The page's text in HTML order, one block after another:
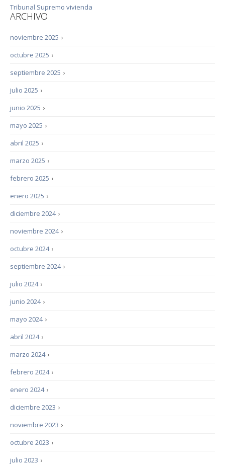
Tribunal Supremo vivienda
ARCHIVO
›
noviembre 2025
›
octubre 2025
›
septiembre 2025
›
julio 2025
›
junio 2025
›
mayo 2025
›
abril 2025
›
marzo 2025
›
febrero 2025
›
enero 2025
›
diciembre 2024
›
noviembre 2024
›
octubre 2024
›
septiembre 2024
›
julio 2024
›
junio 2024
›
mayo 2024
›
abril 2024
›
marzo 2024
›
febrero 2024
›
enero 2024
›
diciembre 2023
›
noviembre 2023
›
octubre 2023
›
julio 2023